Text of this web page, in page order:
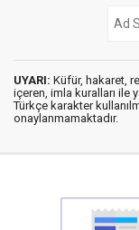
UYARI: Küfür, hakaret,
içeren, imla kuralları ile
Türkçe karakter
onaylanmamaktadır.